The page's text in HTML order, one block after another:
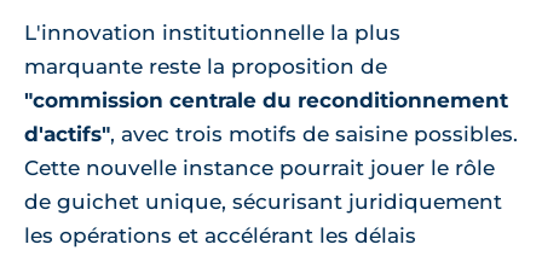
L'innovation institutionnelle la plus
marquante reste la proposition de
"commission centrale du reconditionnement
d'actifs", avec trois motifs de saisine possibles.
Cette nouvelle instance pourrait jouer le rôle
de guichet unique, sécurisant juridiquement
les opérations et accélérant les délais